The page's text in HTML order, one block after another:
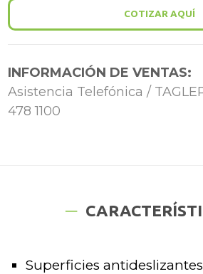
COTIZAR AQUÍ
INFORMACIÓN DE VENTAS:
Asistencia Telefónica /
478 1100
Superficies